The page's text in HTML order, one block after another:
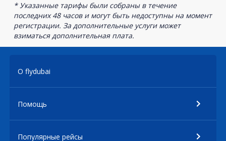
* Указанные тарифы были собраны в течение
последних 48 часов и могут быть недоступны на момент
регистрации. За дополнительные услуги может
взиматься дополнительная плата.
О flydubai
Помощь
Популярные рейсы